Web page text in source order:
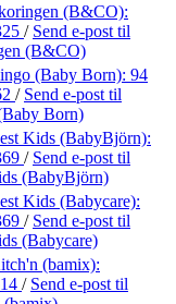
(B&CO):
/ Send e-post til
(B&CO)
(Baby Born): 94
/ Send e-post til
Born)
Kids (BabyBjörn):
/ Send e-post til
(BabyBjörn)
Kids (Babycare):
/ Send e-post til
(Babycare)
(bamix):
/ Send e-post til